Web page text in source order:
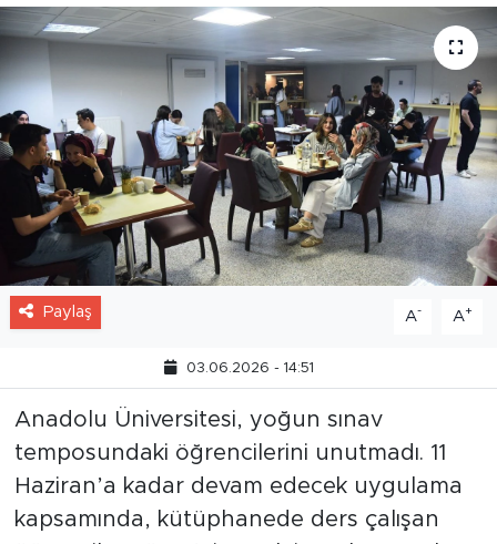
Paylaş A- A+
03.06.2026 - 14:51
Anadolu Üniversitesi, yoğun sınav
temposundaki öğrencilerini unutmadı. 11
Haziran’a kadar devam edecek uygulama
kapsamında, kütüphanede ders çalışan